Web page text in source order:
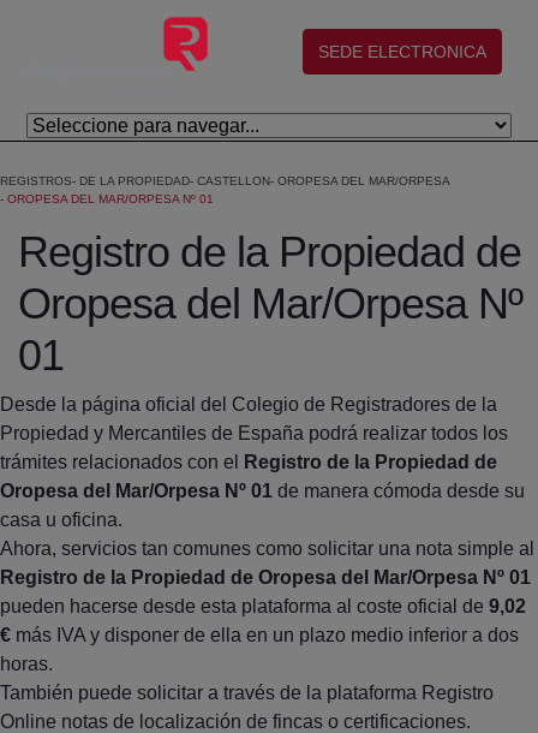
Eduki nagusira joan
(abre en nueva ventana)
SEDE ELECTRONICA
REGISTROS DE LA PROPIEDAD CASTELLON OROPESA DEL MAR/ORPESA
OROPESA DEL MAR/ORPESA Nº 01
Registro de la Propiedad de
Oropesa del Mar/Orpesa Nº
01
Desde la página oficial del Colegio de Registradores de la
Propiedad y Mercantiles de España podrá realizar todos los
trámites relacionados con el
Registro de la Propiedad de
Oropesa del Mar/Orpesa Nº 01 de manera cómoda desde su
casa u oficina.
Ahora, servicios tan comunes como solicitar una nota simple al
Registro de la Propiedad de Oropesa del Mar/Orpesa Nº 01
pueden hacerse desde esta plataforma al coste oficial de 9,02
€ más IVA y disponer de ella en un plazo medio inferior a dos
horas.
También puede solicitar a través de la plataforma Registro
Online notas de localización de fincas o certificaciones.